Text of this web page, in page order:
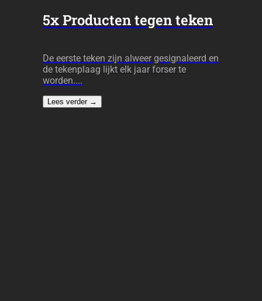
5x Producten tegen teken
De eerste teken zijn alweer gesignaleerd en
de tekenplaag lijkt elk jaar forser te
worden....
Lees verder →